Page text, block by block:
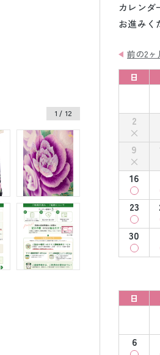
カレンダ
お進みく
前の2ヶ
日
2
9
16
23
30
日
6
1 / 12